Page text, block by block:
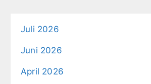
Juli 2026
Juni 2026
April 2026